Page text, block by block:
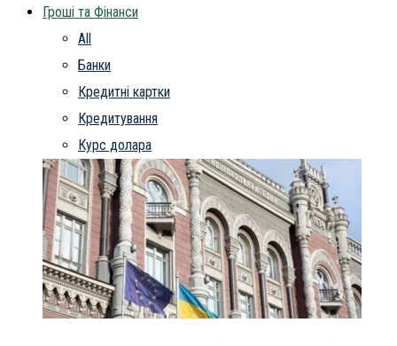
Гроші та Фінанси
All
Банки
Кредитні картки
Кредитування
Курс долара